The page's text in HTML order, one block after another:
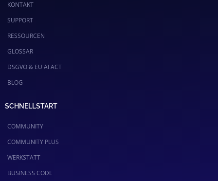
KONTAKT
SUPPORT
RESSOURCEN
GLOSSAR
DSGVO & EU AI ACT
BLOG
SCHNELLSTART
COMMUNITY
COMMUNITY PLUS
WERKSTATT
BUSINESS CODE